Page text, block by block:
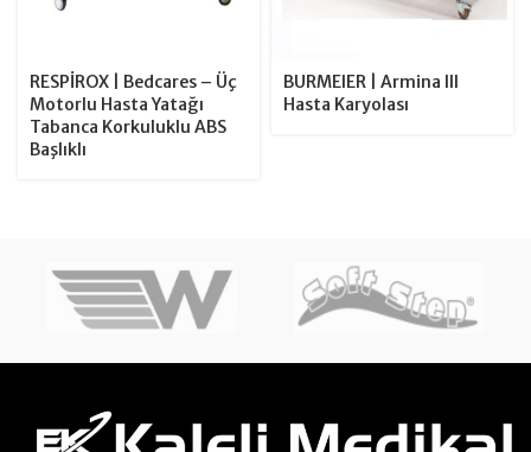
RESPİROX | Bedcares – Üç
Motorlu Hasta Yatağı
Tabanca Korkuluklu ABS
Başlıklı
BURMEIER | Armina III
Hasta Karyolası